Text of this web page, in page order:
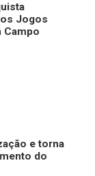
Jogos
Campo
e torna
do